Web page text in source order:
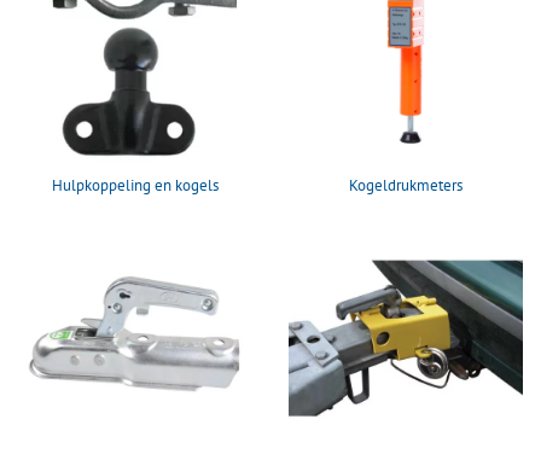
Hulpkoppeling en kogels Kogeldrukmeters